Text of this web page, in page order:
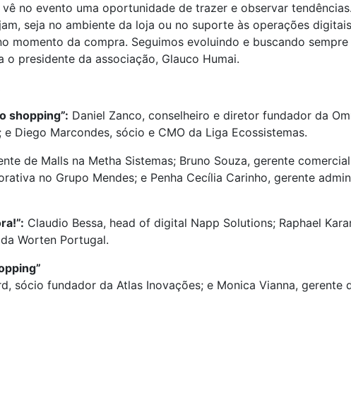
no evento uma oportunidade de trazer e observar
seja no ambiente da loja ou no suporte às operações
momento da compra. Seguimos evoluindo e buscando
presidente da associação, Glauco Humai.
shopping”: Daniel Zanco, conselheiro e diretor fundador da
Diego Marcondes, sócio e CMO da Liga Ecossistemas.
de Malls na Metha Sistemas; Bruno Souza, gerente
no Grupo Mendes; e Penha Cecília Carinho, gerente
Claudio Bessa, head of digital Napp Solutions; Raphael
Worten Portugal.
sócio fundador da Atlas Inovações; e Monica Vianna, gerente